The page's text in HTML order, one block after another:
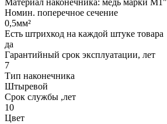
Номин. поперечное сечение
0,5мм²
Есть штрихкод на каждой штуке товара
да
Гарантийный срок эксплуатации, лет
7
Тип наконечника
Штыревой
Срок службы ,лет
10
Цвет